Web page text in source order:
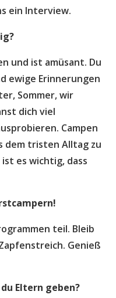
ein Interview.
und ist amüsant. Du
ewige Erinnerungen
Sommer, wir
dich viel
Campen
dem tristen Alltag zu
es wichtig, dass
teil. Bleib
Genieß
Eltern geben?